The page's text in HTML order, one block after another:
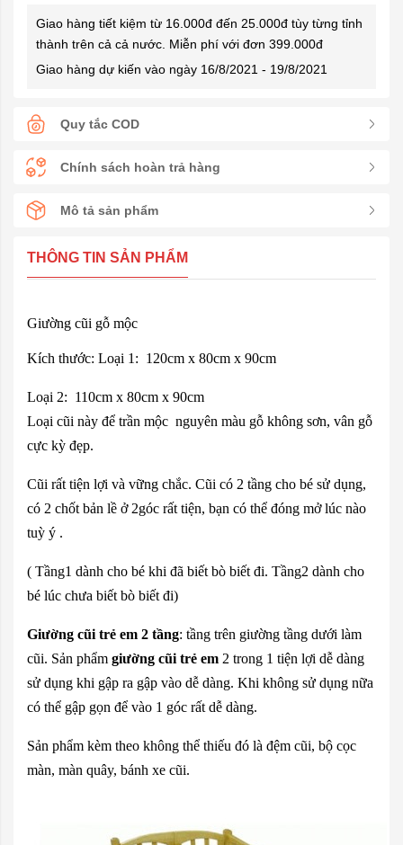
Giao hàng tiết kiệm từ 16.000đ đến 25.000đ tùy từng tỉnh
thành trên cả cả nước. Miễn phí với đơn 399.000đ
Giao hàng dự kiến vào ngày 16/8/2021 - 19/8/2021
Quy tắc COD
Chính sách hoàn trả hàng
Mô tả sản phẩm
THÔNG TIN SẢN PHẨM
Giường cũi gỗ mộc
Kích thước: Loại 1: 120cm x 80cm x 90cm
Loại 2: 110cm x 80cm x 90cm
Loại cũi này để trần mộc nguyên màu gỗ không sơn, vân gỗ
cực kỳ đẹp.
Cũi rất tiện lợi và vững chắc. Cũi có 2 tầng cho bé sử dụng,
có 2 chốt bản lề ở 2góc rất tiện, bạn có thể đóng mở lúc nào
tuỳ ý .
( Tầng1 dành cho bé khi đã biết bò biết đi. Tầng2 dành cho
bé lúc chưa biết bò biết đi)
Giường cũi trẻ em 2 tầng: tầng trên giường tầng dưới làm
cũi. Sản phẩm giường cũi trẻ em 2 trong 1 tiện lợi dễ dàng
sử dụng khi gập ra gập vào dễ dàng. Khi không sử dụng nữa
có thể gập gọn để vào 1 góc rất dễ dàng.
Sản phẩm kèm theo không thể thiếu đó là đệm cũi, bộ cọc
màn, màn quây, bánh xe cũi.